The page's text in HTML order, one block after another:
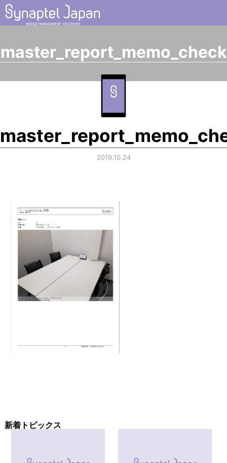
master_report_memo_check
2019.10.24
新着トピックス